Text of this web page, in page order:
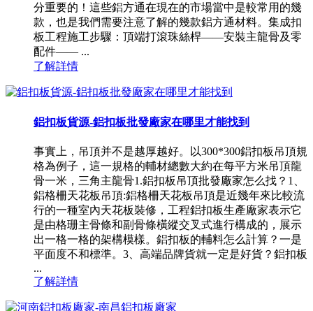
分重要的！這些鋁方通在現在的市場當中是較常用的幾
款，也是我們需要注意了解的幾款鋁方通材料。集成扣
板工程施工步驟：頂端打滾珠絲桿——安裝主龍骨及零
配件—— ...
了解詳情
鋁扣板貨源-鋁扣板批發廠家在哪里才能找到
事實上，吊頂并不是越厚越好。以300*300鋁扣板吊頂規
格為例子，這一規格的輔材總數大約在每平方米吊頂龍
骨一米，三角主龍骨1.鋁扣板吊頂批發廠家怎么找？1、
鋁格柵天花板吊頂:鋁格柵天花板吊頂是近幾年來比較流
行的一種室內天花板裝修，工程鋁扣板生產廠家表示它
是由格珊主骨條和副骨條橫縱交叉式進行構成的，展示
出一格一格的架構模樣。鋁扣板的輔料怎么計算？一是
平面度不和標準。3、高端品牌貨就一定是好貨？鋁扣板
...
了解詳情